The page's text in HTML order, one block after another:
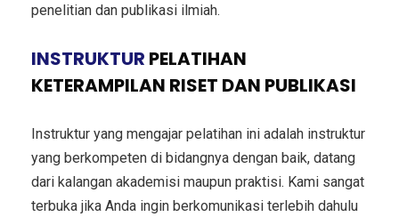
penelitian dan publikasi ilmiah.
INSTRUKTUR PELATIHAN
KETERAMPILAN RISET DAN PUBLIKASI
Instruktur yang mengajar pelatihan ini adalah instruktur
yang berkompeten di bidangnya dengan baik, datang
dari kalangan akademisi maupun praktisi. Kami sangat
terbuka jika Anda ingin berkomunikasi terlebih dahulu